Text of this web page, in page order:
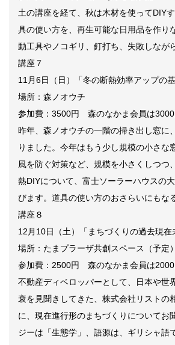
土の講座を経て、秋は木材を使ってDIY
具の使い方を、再生可能な日用品を作り
動工具やノコギリ、釘打ち、失敗しなが
講座７
11月6日（日）「冬の断熱効率アップの基
場所：森ノオウチ
参加費：3500円 森のなかま会員は3000
昨年、森ノオウチの一階の掃き出し窓に
りました。今年はもう少し規模の小さな
風を防ぐ対策など、規模を小さくしつつ
熱DIYについて、富士ソーラーハウスの
びます。道具の使い方のおさらいにもな
講座８
12月10日（土）「まちづくりの過去現在
場所：たまプラーザ共創スペース（予定）
参加費：2500円 森のなかま会員は2000
不動産ディベロッパーとして、日本や世
衰を見聞きしてきた、株式会社リストの
に、現在進行形のまちづくりについてお
ジーは「生態学」、語源は、ギリシャ語